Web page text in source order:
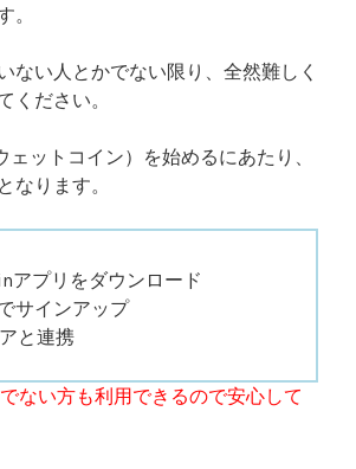
。
ない人とかでない限り、全然難しく
ください。
ェットコイン）を始めるにあたり、
なります。
アプリをダウンロード
サインアップ
と連携
ない方も利用できるので安心して